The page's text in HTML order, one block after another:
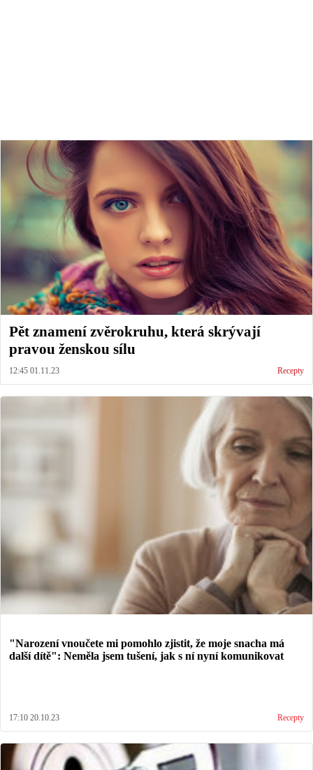
Pět znamení zvěrokruhu, která skrývají
pravou ženskou sílu
12:45 01.11.23 Recepty
"Narození vnoučete mi pomohlo zjistit, že moje snacha má
další dítě": Neměla jsem tušení, jak s ní nyní komunikovat
17:10 20.10.23 Recepty